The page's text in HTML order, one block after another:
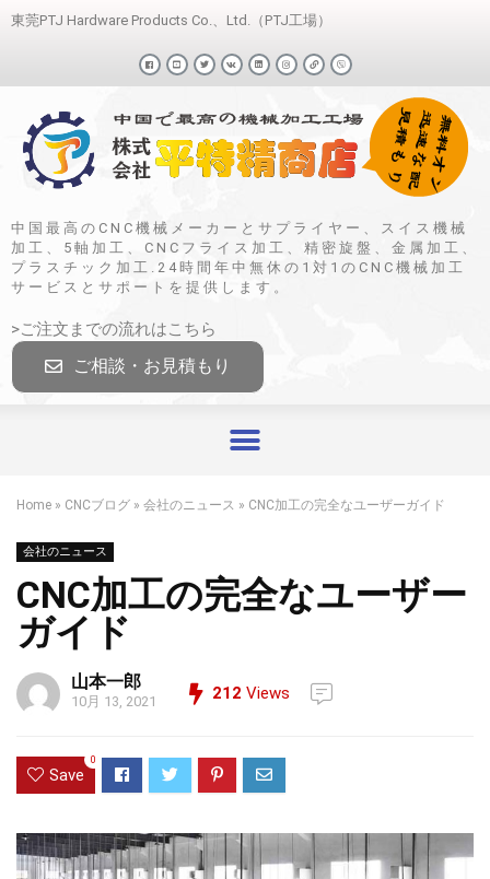
東莞PTJ Hardware Products Co.、Ltd.（PTJ工場）
中国最高のCNC機械メーカーとサプライヤー、スイス機械
加工、5軸加工、CNCフライス加工、精密旋盤、金属加工、
プラスチック加工.24時間年中無休の1対1のCNC機械加工
サービスとサポートを提供します。
>ご注文までの流れはこちら
ご相談・お見積もり
Home » CNCブログ » 会社のニュース » CNC加工の完全なユーザーガイド
会社のニュース
CNC加工の完全なユーザー
ガイド
山本一郎
10月 13, 2021 212 Views
Save
0